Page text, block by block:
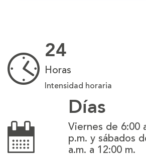
24
Horas
Intensidad horaria
Días
Viernes de 6:00
p.m. y sábados
a.m. a 12:00 m.